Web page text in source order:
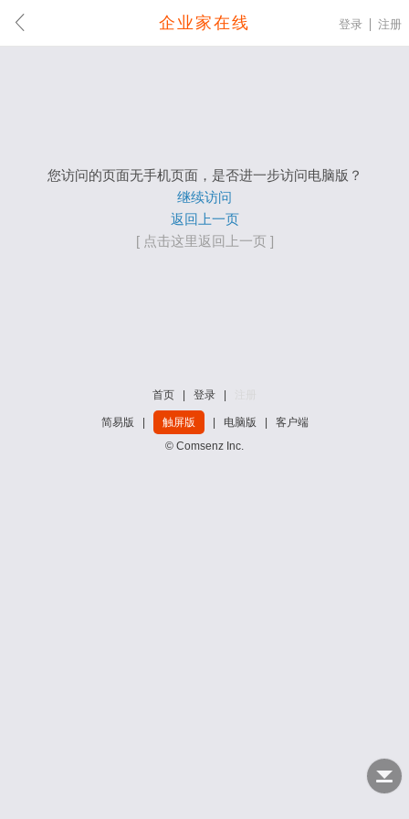
企业家在线 登录 注册
您访问的页面无手机页面，是否进一步访问电脑版？
继续访问
返回上一页
[ 点击这里返回上一页 ]
首页 登录
简易版 触屏版 电脑版
客户端
© Comsenz Inc.